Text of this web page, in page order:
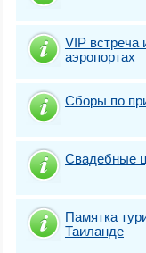
VIP встреча
аэропортах
Сборы по
Свадебные
Памятка
Таиланде